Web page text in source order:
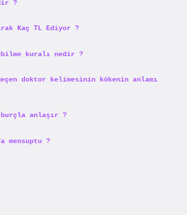
?
Kaç TL Ediyor ?
kuralı nedir ?
doktor kelimesinin kökenin anlamı
burçla anlaşır ?
mensuptu ?